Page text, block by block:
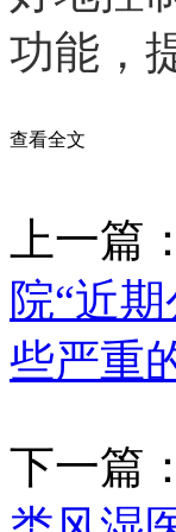
功能，
查看全文
上一篇：
院“近
些严重
下一篇：